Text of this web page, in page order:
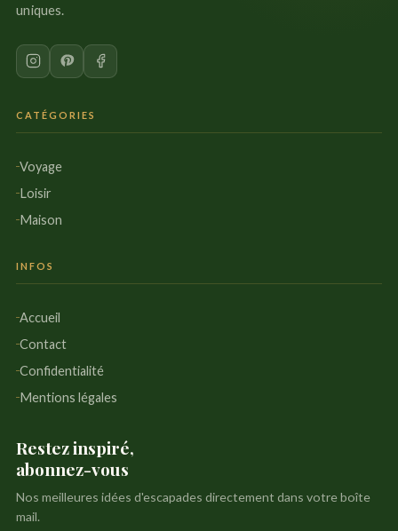
uniques.
CATÉGORIES
Voyage
Loisir
Maison
INFOS
Accueil
Contact
Confidentialité
Mentions légales
Restez inspiré,
abonnez-vous
Nos meilleures idées d'escapades directement dans votre boîte
mail.